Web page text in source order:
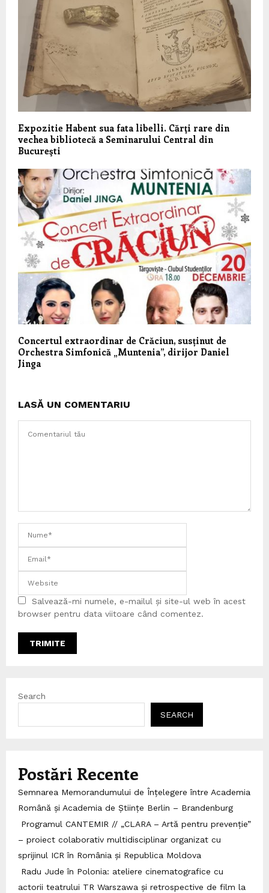
Expozitie Habent sua fata libelli. Cărţi rare din
vechea bibliotecă a Seminarului Central din
Bucureşti
Concertul extraordinar de Crăciun, susținut de
Orchestra Simfonică „Muntenia”, dirijor Daniel
Jinga
LASĂ UN COMENTARIU
Salvează-mi numele, e-mailul și site-ul web în acest
browser pentru data viitoare când comentez.
Search
SEARCH
Postări Recente
Semnarea Memorandumului de Înțelegere între Academia
Română și Academia de Științe Berlin – Brandenburg
Programul CANTEMIR // „CLARA – Artă pentru prevenție”
– proiect colaborativ multidisciplinar organizat cu
sprijinul ICR în România și Republica Moldova
Radu Jude în Polonia: ateliere cinematografice cu
actorii teatrului TR Warszawa și retrospective de film la